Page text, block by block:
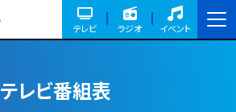
テレビ ラジオ イベント
テレビ番組表